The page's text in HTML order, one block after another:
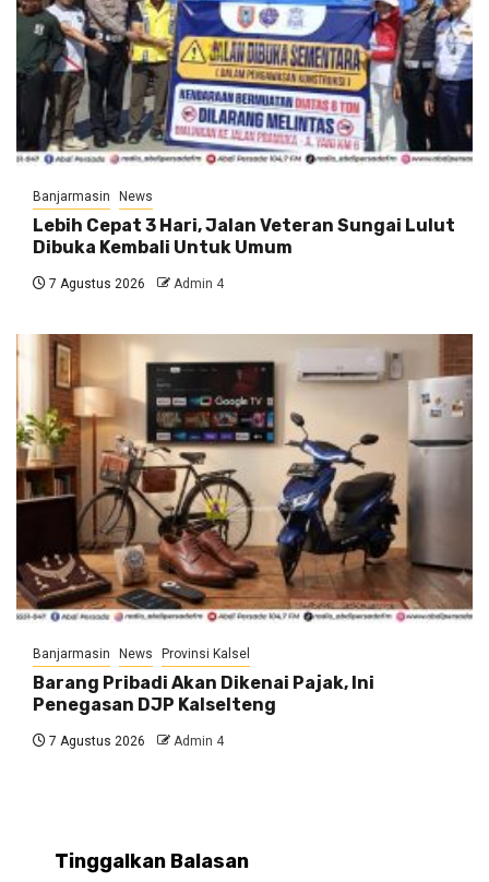
Banjarmasin News
Lebih Cepat 3 Hari, Jalan Veteran Sungai Lulut
Dibuka Kembali Untuk Umum
7 Agustus 2026 Admin 4
Banjarmasin News Provinsi Kalsel
Barang Pribadi Akan Dikenai Pajak, Ini
Penegasan DJP Kalselteng
7 Agustus 2026 Admin 4
Tinggalkan Balasan